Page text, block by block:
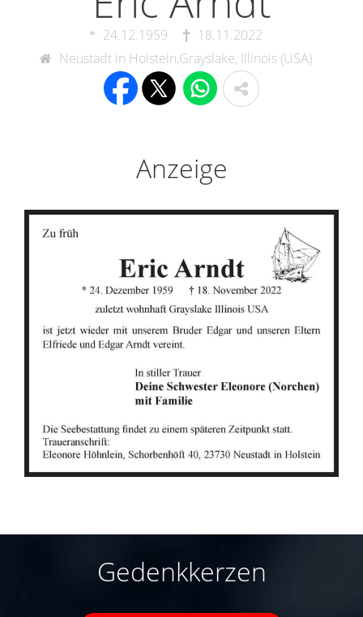
24.12.1959
18.11.2022
Neustadt in Holstein,Grayslake, Illinois (USA)
Anzeige
Gedenkkerzen